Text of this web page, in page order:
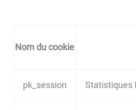
Nom du cookie
pk_session Statistiques